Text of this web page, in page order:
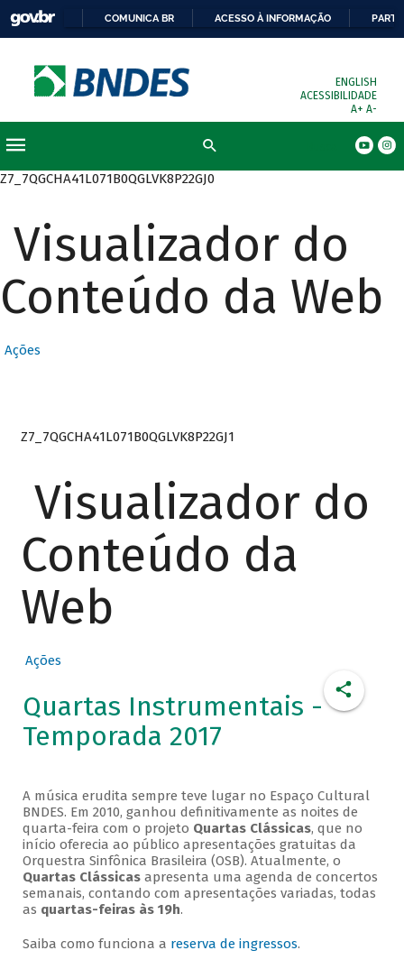
COMUNICA BR ACESSO À INFORMAÇÃO
ENGLISH
ACESSIBILIDADE
A+ A-
Z7_7QGCHA41L071B0QGLVK8P22GJ0
Visualizador do
Conteúdo da Web
Ações
Z7_7QGCHA41L071B0QGLVK8P22GJ1
Visualizador do
Conteúdo da
Web
Ações
Quartas Instrumentais -
Temporada 2017
A música erudita sempre teve lugar no Espaço Cultural
BNDES. Em 2010, ganhou definitivamente as noites de
quarta-feira com o projeto Quartas Clássicas, que no
início oferecia ao público apresentações gratuitas da
Orquestra Sinfônica Brasileira (OSB). Atualmente, o
Quartas Clássicasapresenta uma agenda de concertos
semanais, contando com apresentações variadas, todas
as quartas-feiras às 19h.
Saiba como funciona a reserva de ingressos.